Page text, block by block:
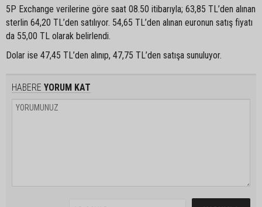
5P Exchange verilerine göre saat 08.50 itibarıyla; 63,85 TL’den alınan
sterlin 64,20 TL’den satılıyor. 54,65 TL’den alınan euronun satış fiyatı
da 55,00 TL olarak belirlendi.
Dolar ise 47,45 TL’den alınıp, 47,75 TL’den satışa sunuluyor.
HABERE YORUM KAT